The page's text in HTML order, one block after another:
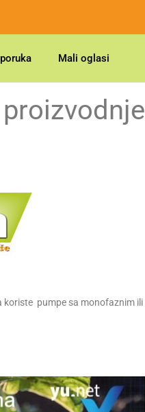
Mali oglasi
koriste pumpe sa monofaznim ili